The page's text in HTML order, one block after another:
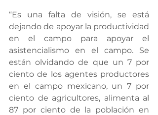
“Es una falta de visión, se está
dejando de apoyar la productividad
en el campo para apoyar el
asistencialismo en el campo. Se
están olvidando de que un 7 por
ciento de los agentes productores
en el campo mexicano, un 7 por
ciento de agricultores, alimenta al
87 por ciento de la población en